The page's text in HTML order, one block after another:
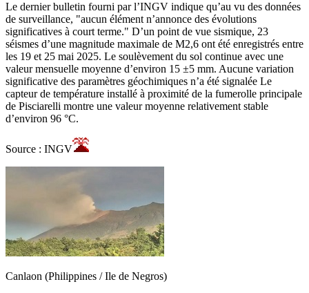
Le dernier bulletin fourni par l’INGV indique qu’au vu des données
de surveillance, "aucun élément n’annonce des évolutions
significatives à court terme." D’un point de vue sismique, 23
séismes d’une magnitude maximale de M2,6 ont été enregistrés entre
les 19 et 25 mai 2025. Le soulèvement du sol continue avec une
valeur mensuelle moyenne d’environ 15 ±5 mm. Aucune variation
significative des paramètres géochimiques n’a été signalée Le
capteur de température installé à proximité de la fumerolle principale
de Pisciarelli montre une valeur moyenne relativement stable
d’environ 96 °C.
Source : INGV
Canlaon (Philippines / Ile de Negros)